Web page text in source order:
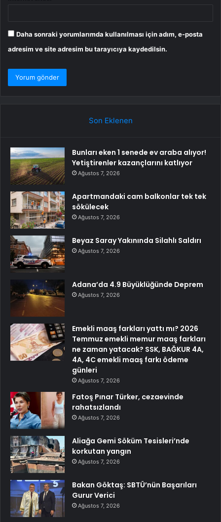
Daha sonraki yorumlarımda kullanılması için adım, e-posta
adresim ve site adresim bu tarayıcıya kaydedilsin.
Son Eklenen
Bunları eken 1 senede ev araba alıyor!
Yetiştirenler kazançlarını katlıyor
Ağustos 7, 2026
Apartmandaki cam balkonlar tek tek
sökülecek
Ağustos 7, 2026
Beyaz Saray Yakınında Silahlı Saldırı
Ağustos 7, 2026
Adana’da 4.9 Büyüklüğünde Deprem
Ağustos 7, 2026
Emekli maaş farkları yattı mı? 2026
Temmuz emekli memur maaş farkları
ne zaman yatacak? SSK, BAĞKUR 4A,
4A, 4C emekli maaş farkı ödeme
günleri
Ağustos 7, 2026
Fatoş Pınar Türker, cezaevinde
rahatsızlandı
Ağustos 7, 2026
Aliağa Gemi Söküm Tesisleri’nde
korkutan yangın
Ağustos 7, 2026
Bakan Göktaş: SBTÜ’nün Başarıları
Gurur Verici
Ağustos 7, 2026